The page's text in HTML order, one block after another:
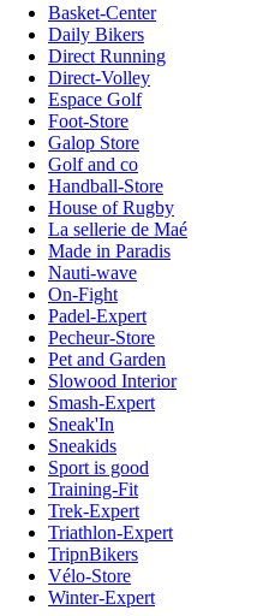
Basket-Center
Daily Bikers
Direct Running
Direct-Volley
Espace Golf
Foot-Store
Galop Store
Golf and co
Handball-Store
House of Rugby
La sellerie de Maé
Made in Paradis
Nauti-wave
On-Fight
Padel-Expert
Pecheur-Store
Pet and Garden
Slowood Interior
Smash-Expert
Sneak'In
Sneakids
Sport is good
Training-Fit
Trek-Expert
Triathlon-Expert
TripnBikers
Vélo-Store
Winter-Expert